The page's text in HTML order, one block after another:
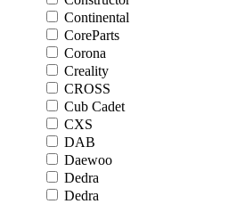
Continental
CoreParts
Corona
Creality
CROSS
Cub Cadet
CXS
DAB
Daewoo
Dedra
Dedra